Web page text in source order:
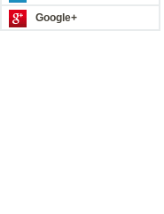
Google+